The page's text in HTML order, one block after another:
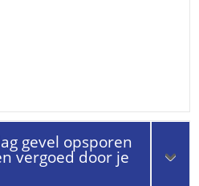
gevel opsporen
vergoed door je